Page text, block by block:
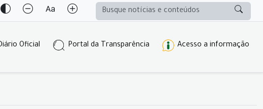
Oficial Portal da Transparência Acesso a informação